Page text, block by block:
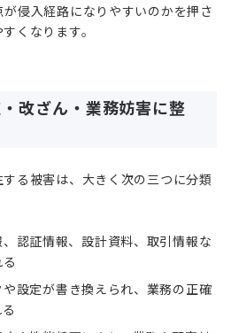
侵入経路になりやすいのかを押さ
くなります。
改ざん・業務妨害に整
る被害は、大きく次の三つに分類
、認証情報、設計資料、取引情報な
や設定が書き換えられ、業務の正確